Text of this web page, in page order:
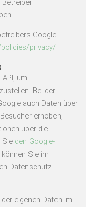
Google
privacy/
um
Bei der
auch Daten über
erhoben,
über die
Sie den Google-
Sie im
Datenschutz-
eigenen Daten im